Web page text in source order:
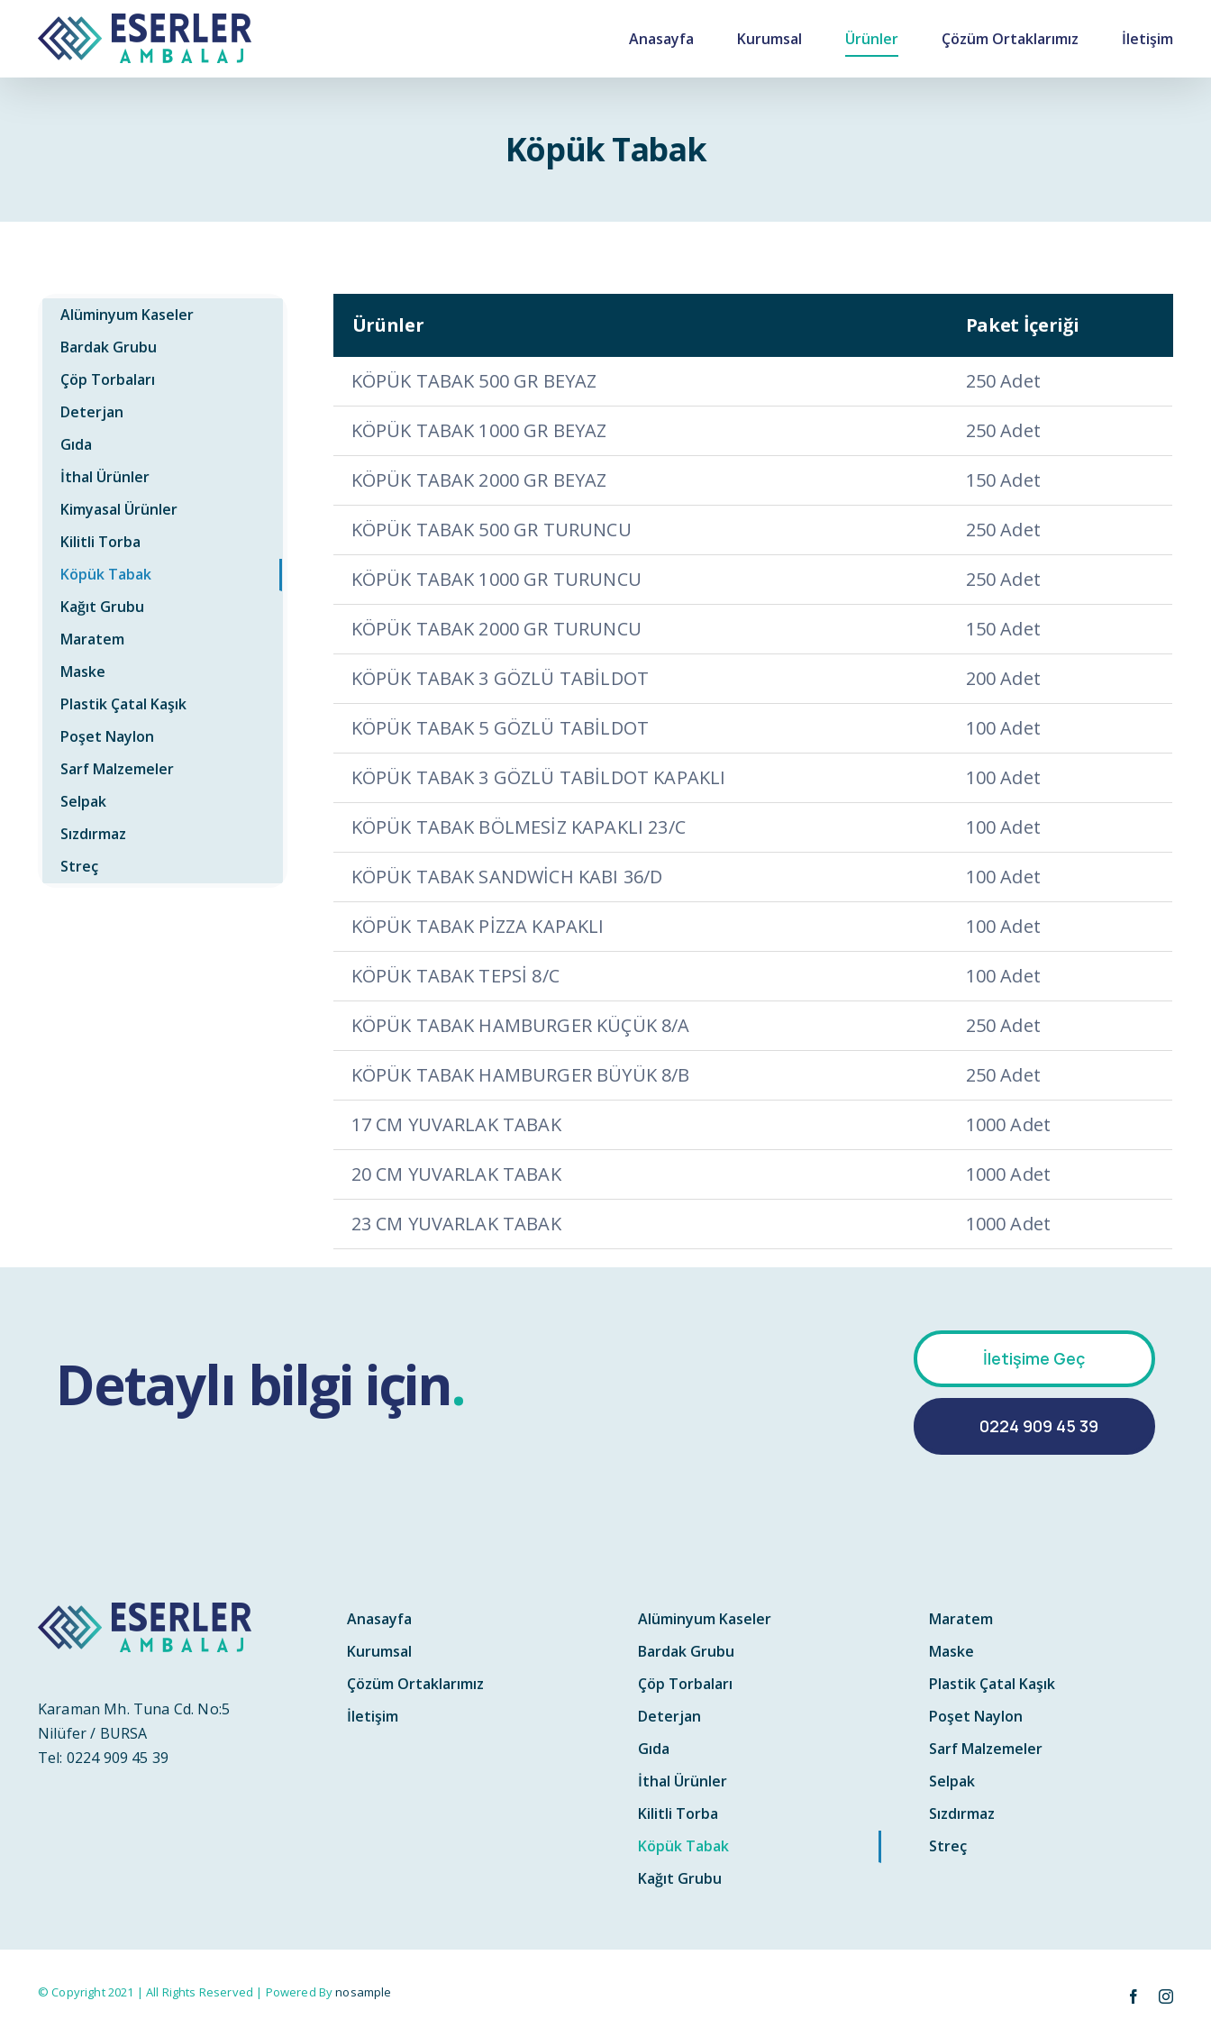
content
Anasayfa Kurumsal Ürünler Çözüm Ortaklarımız İletişim
Köpük Tabak
Alüminyum Kaseler
Bardak Grubu
Çöp Torbaları
Deterjan
Gıda
İthal Ürünler
Kimyasal Ürünler
Kilitli Torba
Köpük Tabak
Kağıt Grubu
Maratem
Maske
Plastik Çatal Kaşık
Poşet Naylon
Sarf Malzemeler
Selpak
Sızdırmaz
Streç
Ürünler Paket İçeriği
KÖPÜK TABAK 500 GR BEYAZ 250 Adet
KÖPÜK TABAK 1000 GR BEYAZ 250 Adet
KÖPÜK TABAK 2000 GR BEYAZ 150 Adet
KÖPÜK TABAK 500 GR TURUNCU 250 Adet
KÖPÜK TABAK 1000 GR TURUNCU 250 Adet
KÖPÜK TABAK 2000 GR TURUNCU 150 Adet
KÖPÜK TABAK 3 GÖZLÜ TABİLDOT 200 Adet
KÖPÜK TABAK 5 GÖZLÜ TABİLDOT 100 Adet
KÖPÜK TABAK 3 GÖZLÜ TABİLDOT KAPAKLI 100 Adet
KÖPÜK TABAK BÖLMESİZ KAPAKLI 23/C 100 Adet
KÖPÜK TABAK SANDWİCH KABI 36/D 100 Adet
KÖPÜK TABAK PİZZA KAPAKLI 100 Adet
KÖPÜK TABAK TEPSİ 8/C 100 Adet
KÖPÜK TABAK HAMBURGER KÜÇÜK 8/A 250 Adet
KÖPÜK TABAK HAMBURGER BÜYÜK 8/B 250 Adet
17 CM YUVARLAK TABAK 1000 Adet
20 CM YUVARLAK TABAK 1000 Adet
23 CM YUVARLAK TABAK 1000 Adet
Detaylı bilgi için. İletişime Geç
0224 909 45 39
Karaman Mh. Tuna Cd. No:5
Nilüfer / BURSA
Tel: 0224 909 45 39
Anasayfa
Kurumsal
Çözüm Ortaklarımız
İletişim
Alüminyum Kaseler
Bardak Grubu
Çöp Torbaları
Deterjan
Gıda
İthal Ürünler
Kilitli Torba
Köpük Tabak
Kağıt Grubu
Maratem
Maske
Plastik Çatal Kaşık
Poşet Naylon
Sarf Malzemeler
Selpak
Sızdırmaz
Streç
© Copyright 2021 | All Rights Reserved | Powered Bynosample Facebook